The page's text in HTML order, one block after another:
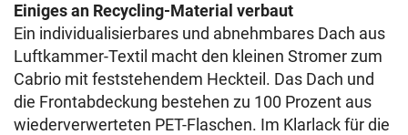
Einiges an Recycling-Material verbaut
Ein individualisierbares und abnehmbares Dach aus
Luftkammer-Textil macht den kleinen Stromer zum
Cabrio mit feststehendem Heckteil. Das Dach und
die Frontabdeckung bestehen zu 100 Prozent aus
wiederverwerteten PET-Flaschen. Im Klarlack für die